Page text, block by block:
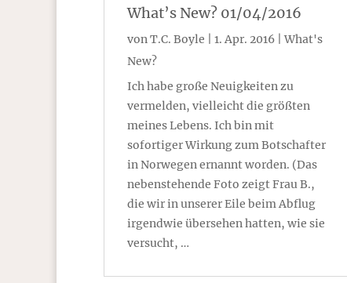
What’s New? 01/04/2016
vonT.C. Boyle 1. Apr. 2016 |What's
New?
Ich habe große Neuigkeiten zu
vermelden, vielleicht die größten
meines Lebens. Ich bin mit
sofortiger Wirkung zum Botschafter
in Norwegen ernannt worden. (Das
nebenstehende Foto zeigt Frau B.,
die wir in unserer Eile beim Abflug
irgendwie übersehen hatten, wie sie
versucht, …